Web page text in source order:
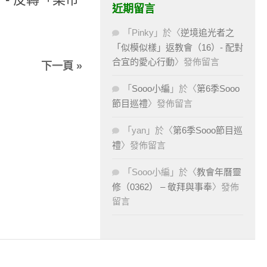
下一頁 »
近期留言
「 Pinky 」於〈逆境追光者之
「似模似樣」返教會（16）- 配對
合宜的愛心行動〉發佈留言
「 Sooo小編 」於〈第6季Sooo
節目巡禮〉發佈留言
「 yan 」於〈第6季Sooo節目巡
禮〉發佈留言
「 Sooo小編 」於〈教會年曆靈
修（0362） – 敬拜與事奉〉發佈
留言